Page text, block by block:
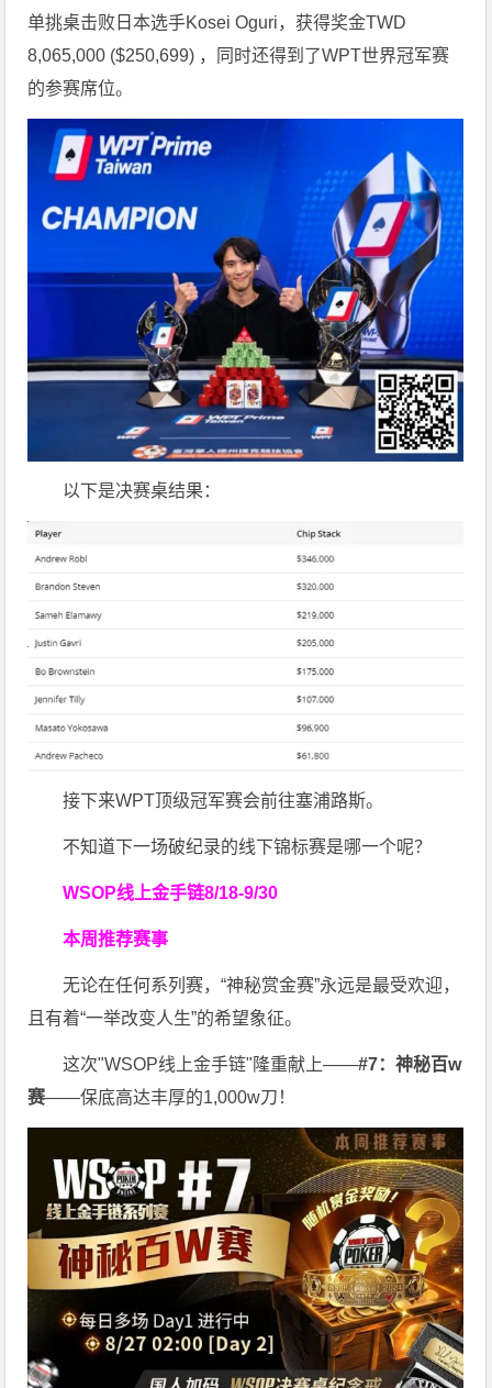
单挑桌击败日本选手Kosei Oguri，获得奖金TWD
8,065,000 ($250,699) ，同时还得到了WPT世界冠军赛
的参赛席位。
以下是决赛桌结果：
接下来WPT顶级冠军赛会前往塞浦路斯。
不知道下一场破纪录的线下锦标赛是哪一个呢？
WSOP线上金手链8/18-9/30
本周推荐赛事
无论在任何系列赛，“神秘赏金赛”永远是最受欢迎，
且有着“一举改变人生”的希望象征。
这次"WSOP线上金手链"隆重献上——#7：神秘百w
赛——保底高达丰厚的1,000w刀！